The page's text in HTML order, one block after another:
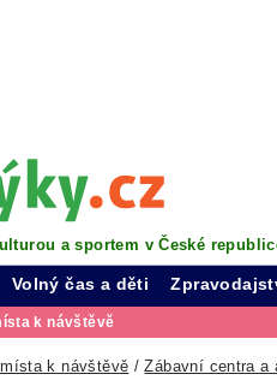
a sportem v České
k návštěvě
Volný čas a děti
k návštěvě /Zábavní centra a